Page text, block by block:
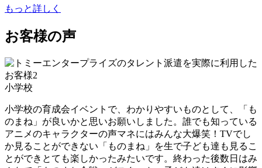
もっと詳しく
お客様の声
小学校
小学校の育成会イベントで、わかりやすいものとして、「も
のまね」が良いかと思いお願いしました。誰でも知っている
アニメのキャラクターの声マネにはみんな大爆笑！TVでし
か見ることができない「ものまね」を生で子ども達も見るこ
とができとても楽しかったみたいです。終わった後数日はみ